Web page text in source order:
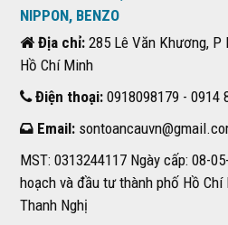
NIPPON, BENZO
Địa chỉ: 285 Lê Văn Khương, P
Hồ Chí Minh
Điện thoại: 0918098179 - 0914
Email:
MST: 0313244117 Ngày cấp: 08-
hoạch và đầu tư thành phố Hồ Chí
Thanh Nghị